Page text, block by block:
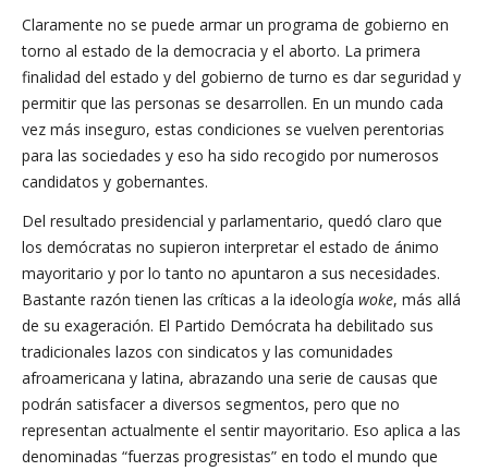
Claramente no se puede armar un programa de gobierno en
torno al estado de la democracia y el aborto. La primera
finalidad del estado y del gobierno de turno es dar seguridad y
permitir que las personas se desarrollen. En un mundo cada
vez más inseguro, estas condiciones se vuelven perentorias
para las sociedades y eso ha sido recogido por numerosos
candidatos y gobernantes.
Del resultado presidencial y parlamentario, quedó claro que
los demócratas no supieron interpretar el estado de ánimo
mayoritario y por lo tanto no apuntaron a sus necesidades.
Bastante razón tienen las críticas a la ideología woke, más allá
de su exageración. El Partido Demócrata ha debilitado sus
tradicionales lazos con sindicatos y las comunidades
afroamericana y latina, abrazando una serie de causas que
podrán satisfacer a diversos segmentos, pero que no
representan actualmente el sentir mayoritario. Eso aplica a las
denominadas “fuerzas progresistas” en todo el mundo que